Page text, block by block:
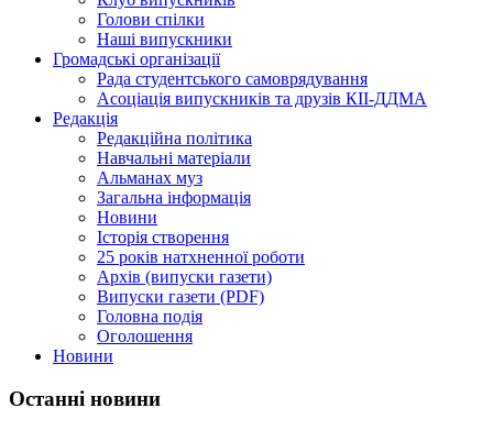
Голови спілки
Наші випускники
Громадські організації
Рада студентського самоврядування
Асоціація випускників та друзів КІІ-ДДМА
Редакція
Редакційна політика
Навчальні матеріали
Альманах муз
Загальна інформація
Новини
Історія створення
25 років натхненної роботи
Архів (випуски газети)
Випуски газети (PDF)
Головна подія
Оголошення
Новини
Останні новини